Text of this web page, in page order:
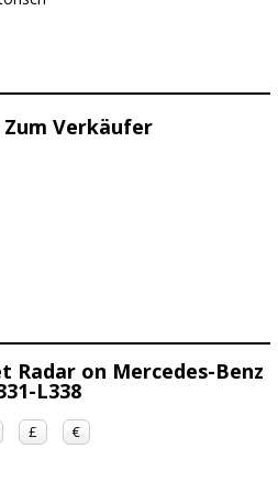
Verkäufer
Radar on Mercedes-Benz
L338
£ €